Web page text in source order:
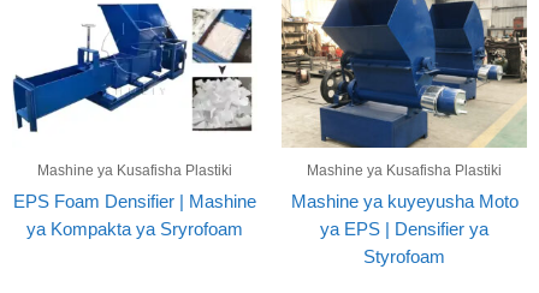
Mashine ya Kusafisha Plastiki
EPS Foam Densifier | Mashine
ya Kompakta ya Sryrofoam
Mashine ya Kusafisha Plastiki
Mashine ya kuyeyusha Moto
ya EPS | Densifier ya
Styrofoam